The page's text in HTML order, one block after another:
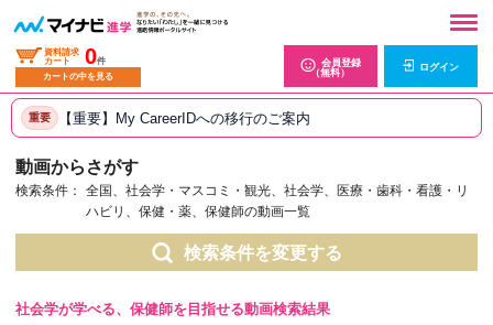
資料請求
カート
0件
カートの中を見る
会員登録
（無料）
ログイン
重要 【重要】My CareerIDへの移行のご案内
動画からさがす
検索条件：
全国、社会学・マスコミ・観光、社会学、医療・歯科・看護・リ
ハビリ、保健・薬、保健師の動画一覧
検索条件を変更する
社会学が学べる、保健師を目指せる動画検索結果